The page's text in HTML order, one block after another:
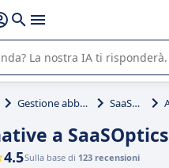
nell'utilizzo o nella scelta di un
vostra azienda.
Gestione abbonamenti SaaSOptics
a SaaSOptics
4.5Sulla base di 123 recensioni